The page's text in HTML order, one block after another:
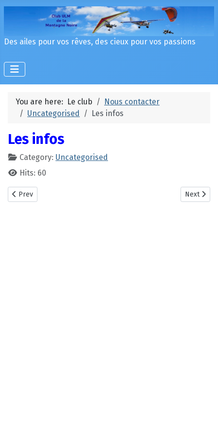
Des ailes pour vos rêves, des cieux pour vos passions
You are here: Le club
Nous contacter
Uncategorised
Les infos
Les infos
Category: Uncategorised
Hits: 60
Previous article: Archives 2
Prev Next
Next